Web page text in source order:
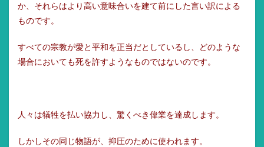
か、それらはより高い意味合いを建て前にした言い訳による
ものです。
すべての宗教が愛と平和を正当だとしているし、どのような
場合においても死を許すようなものではないのです。
人々は犠牲を払い協力し、驚くべき偉業を達成します。
しかしその同じ物語が、抑圧のために使われます。